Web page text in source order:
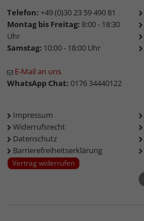
Telefon: +49 (0)30 23 59 490 81
Montag bis Freitag: 8:00 - 18:30
Uhr
Samstag: 10:00 - 18:00 Uhr
E-Mail an uns
WhatsApp Chat: 0176 34440122
Impressum
Widerrufsrecht
Datenschutz
Barrierefreiheitserklärung
Vertrag widerrufen